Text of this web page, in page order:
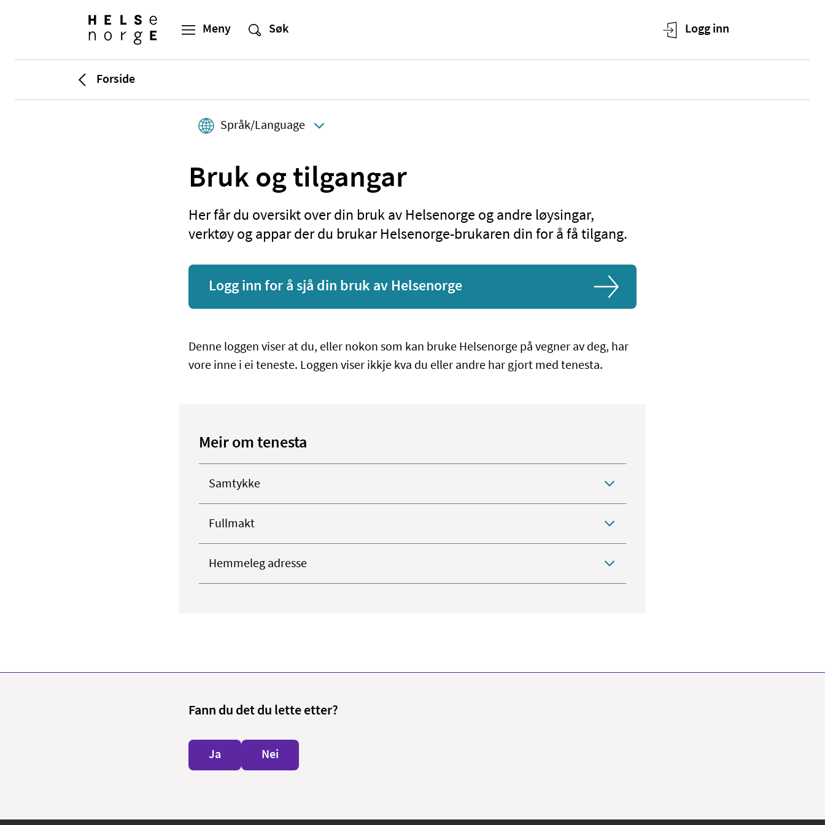
Forside
Språk/Language
Bruk og tilgangar
Her får du oversikt over din bruk av Helsenorge og andre løysingar,
verktøy og appar der du brukar Helsenorge-brukaren din for å få tilgang.
Logg inn for å sjå din bruk av Helsenorge
Denne loggen viser at du, eller nokon som kan bruke Helsenorge på vegner av deg, har
vore inne i ei teneste. Loggen viser ikkje kva du eller andre har gjort med tenesta.
Meir om tenesta
Samtykke
Fullmakt
Hemmeleg adresse
Fann du det du lette etter?
Ja Nei